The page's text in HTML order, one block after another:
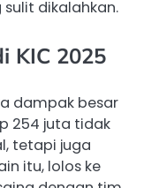
dikalahkan.
KIC 2025
dampak besar
254 juta tidak
tetapi juga
itu, lolos ke